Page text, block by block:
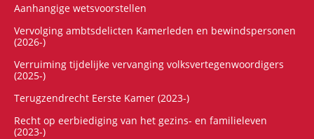
Aanhangige wetsvoorstellen
Vervolging ambtsdelicten Kamerleden en bewindspersonen
(2026-)
Verruiming tijdelijke vervanging volksvertegenwoordigers
(2025-)
Terugzendrecht Eerste Kamer (2023-)
Recht op eerbiediging van het gezins- en familieleven
(2023-)